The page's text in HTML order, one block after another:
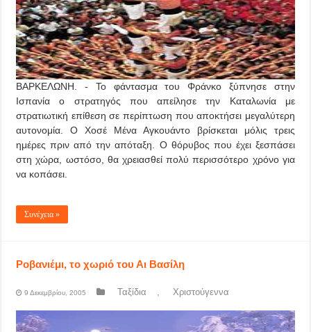
ΒΑΡΚΕΛΩΝΗ. - Το φάντασμα του Φράνκο ξύπνησε στην
Ισπανία ο στρατηγός που απείλησε την Καταλωνία με
στρατιωτική επίθεση σε περίπτωση που αποκτήσει μεγαλύτερη
αυτονομία. Ο Χοσέ Μένα Αγκουάντο βρίσκεται μόλις τρεις
ημέρες πριν από την απόταξη. Ο θόρυβος που έχει ξεσπάσει
στη χώρα, ωστόσο, θα χρειασθεί πολύ περισσότερο χρόνο για
να κοπάσει.
Συνέχεια »
Ροβανιέμι, το χωριό του Αι Βασίλη
9 Δεκεμβρίου, 2005 Ταξίδια , Χριστούγεννα